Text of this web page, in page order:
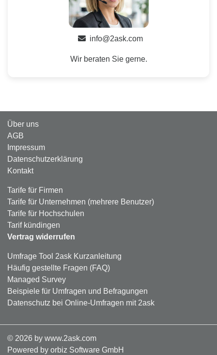
info@2ask.com
Wir beraten Sie gerne.
Über uns
AGB
Impressum
Datenschutzerklärung
Kontakt
Tarife für Firmen
Tarife für Unternehmen (mehrere Benutzer)
Tarife für Hochschulen
Tarif kündingen
Vertrag widerrufen
Umfrage Tool 2ask Kurzanleitung
Häufig gestellte Fragen (FAQ)
Managed Survey
Beispiele für Umfragen und Befragungen
Datenschutz bei Online-Umfragen mit 2ask
© 2026 by www.2ask.com
Powered by orbiz Software GmbH